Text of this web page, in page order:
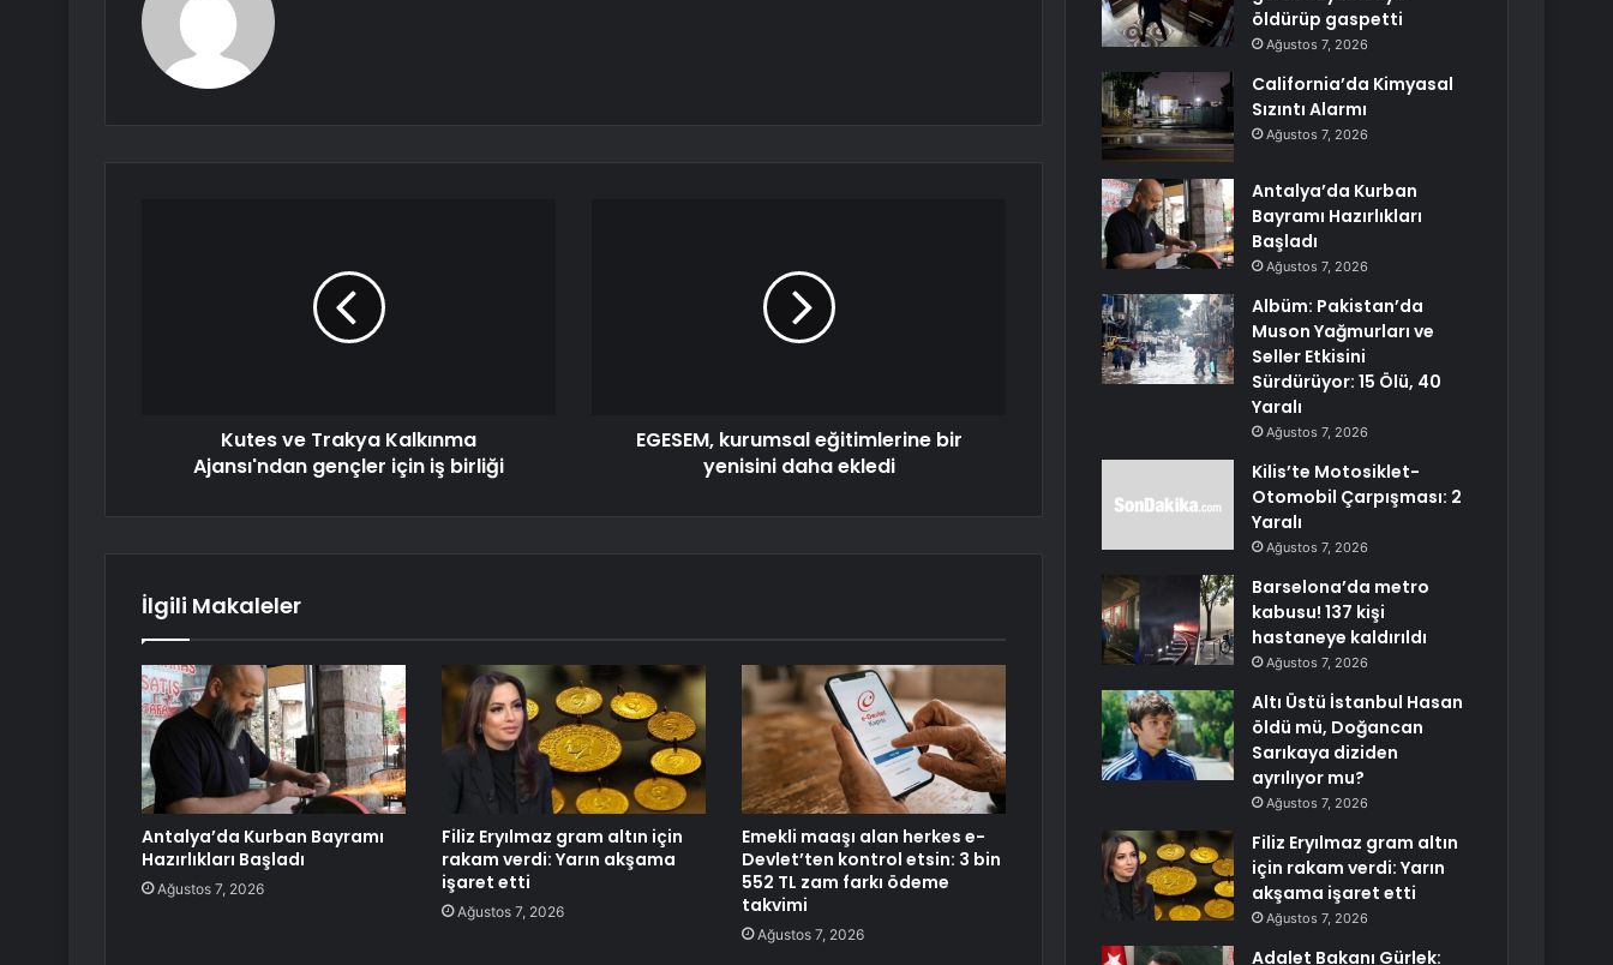
Kutes ve Trakya Kalkınma
Ajansı'ndan gençler için iş birliği
EGESEM, kurumsal eğitimlerine bir
yenisini daha ekledi
İlgili Makaleler
Antalya’da Kurban Bayramı
Hazırlıkları Başladı
Ağustos 7, 2026
Filiz Eryılmaz gram altın için
rakam verdi: Yarın akşama
işaret etti
Ağustos 7, 2026
Emekli maaşı alan herkes e-
Devlet’ten kontrol etsin: 3 bin
552 TL zam farkı ödeme
takvimi
Ağustos 7, 2026
öldürüp gaspetti
Ağustos 7, 2026
California’da Kimyasal
Sızıntı Alarmı
Ağustos 7, 2026
Antalya’da Kurban
Bayramı Hazırlıkları
Başladı
Ağustos 7, 2026
Albüm: Pakistan’da
Muson Yağmurları ve
Seller Etkisini
Sürdürüyor: 15 Ölü, 40
Yaralı
Ağustos 7, 2026
Kilis’te Motosiklet-
Otomobil Çarpışması: 2
Yaralı
Ağustos 7, 2026
Barselona’da metro
kabusu! 137 kişi
hastaneye kaldırıldı
Ağustos 7, 2026
Altı Üstü İstanbul Hasan
öldü mü, Doğancan
Sarıkaya diziden
ayrılıyor mu?
Ağustos 7, 2026
Filiz Eryılmaz gram altın
için rakam verdi: Yarın
akşama işaret etti
Ağustos 7, 2026
Adalet Bakanı Gürlek: